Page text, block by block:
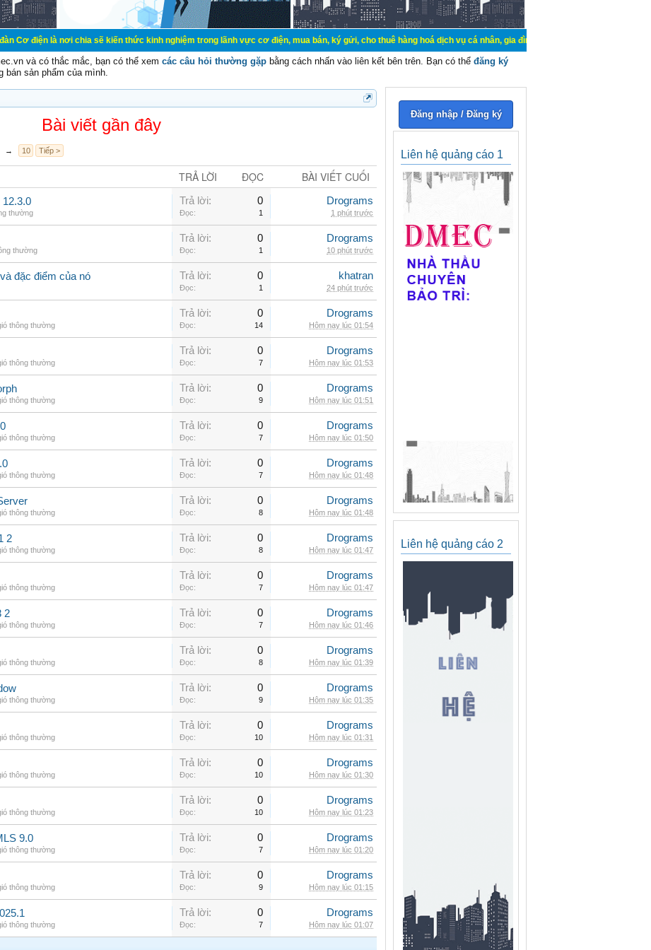
nơi chia sẽ kiến thức kinh nghiệm trong lãnh vực cơ điện, mua bán, ký gửi, cho thuê hàng hoá dịch vụ cá nhân, gia đình. Mua bán, ký gửi, cho thuê thiết bị
và có thắc mắc, bạn có thể xem các câu hỏi thường gặp bằng cách nhấn vào liên kết bên trên. Bạn có thể đăng ký
bán sản phẩm của mình.
Bài viết gần đây
→ 10 Tiếp >
TRẢ LỜI ĐỌC BÀI VIẾT CUỐI
12.3.0
thường
Trả lời: 0
Đọc: 1
Drograms
1 phút trước
thường
Trả lời: 0
Đọc: 1
Drograms
10 phút trước
đặc điểm của nó Trả lời: 0
Đọc: 1
khatran
24 phút trước
thông thường
Trả lời: 0
Đọc: 14
Drograms
Hôm nay lúc 01:54
thông thường
Trả lời: 0
Đọc: 7
Drograms
Hôm nay lúc 01:53
thông thường
Trả lời: 0
Đọc: 9
Drograms
Hôm nay lúc 01:51
thông thường
Trả lời: 0
Đọc: 7
Drograms
Hôm nay lúc 01:50
thông thường
Trả lời: 0
Đọc: 7
Drograms
Hôm nay lúc 01:48
thông thường
Trả lời: 0
Đọc: 8
Drograms
Hôm nay lúc 01:48
2
thông thường
Trả lời: 0
Đọc: 8
Drograms
Hôm nay lúc 01:47
thông thường
Trả lời: 0
Đọc: 7
Drograms
Hôm nay lúc 01:47
2
thông thường
Trả lời: 0
Đọc: 7
Drograms
Hôm nay lúc 01:46
thông thường
Trả lời: 0
Đọc: 8
Drograms
Hôm nay lúc 01:39
thông thường
Trả lời: 0
Đọc: 9
Drograms
Hôm nay lúc 01:35
thông thường
Trả lời: 0
Đọc: 10
Drograms
Hôm nay lúc 01:31
thông thường
Trả lời: 0
Đọc: 10
Drograms
Hôm nay lúc 01:30
thông thường
Trả lời: 0
Đọc: 10
Drograms
Hôm nay lúc 01:23
9.0
thông thường
Trả lời: 0
Đọc: 7
Drograms
Hôm nay lúc 01:20
thông thường
Trả lời: 0
Đọc: 9
Drograms
Hôm nay lúc 01:15
thông thường
Trả lời: 0
Đọc: 7
Drograms
Hôm nay lúc 01:07
Đăng nhập / Đăng ký
Liên hệ quảng cáo 1
Liên hệ quảng cáo 2